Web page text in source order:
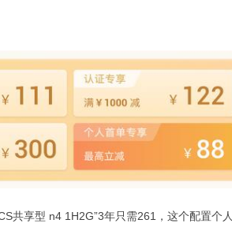
共享型 n4 1H2G”3年只需261，这个配置个人